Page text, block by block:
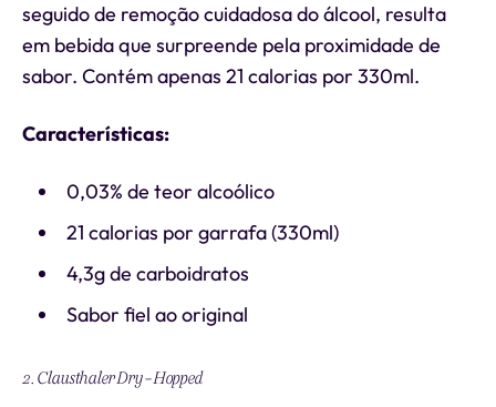
seguido de remoção cuidadosa do álcool, resulta
em bebida que surpreende pela proximidade de
sabor. Contém apenas 21 calorias por 330ml.
Características:
0,03% de teor alcoólico
21 calorias por garrafa (330ml)
4,3g de carboidratos
Sabor fiel ao original
2. Clausthaler Dry-Hopped